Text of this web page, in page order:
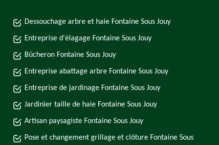
Dessouchage arbre et haie Fontaine Sous Jouy
Entreprise d'élagage Fontaine Sous Jouy
Bûcheron Fontaine Sous Jouy
Entreprise abattage arbre Fontaine Sous Jouy
Entreprise de jardinage Fontaine Sous Jouy
Jardinier taille de haie Fontaine Sous Jouy
Artisan paysagiste Fontaine Sous Jouy
Pose et changement grillage et clôture Fontaine Sous